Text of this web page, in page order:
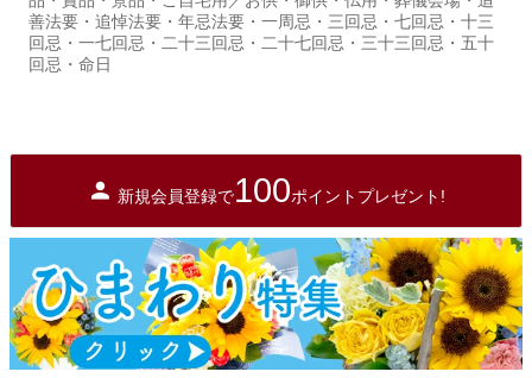
善法要・追悼法要・年忌法要・一周忌・三回忌・七回忌・十三
回忌・一七回忌・二十三回忌・二十七回忌・三十三回忌・五十
回忌・命日
新規会員登録で100ポイントプレゼント!